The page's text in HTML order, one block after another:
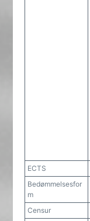
ECTS
Bedømmelsesfor
m
Censur